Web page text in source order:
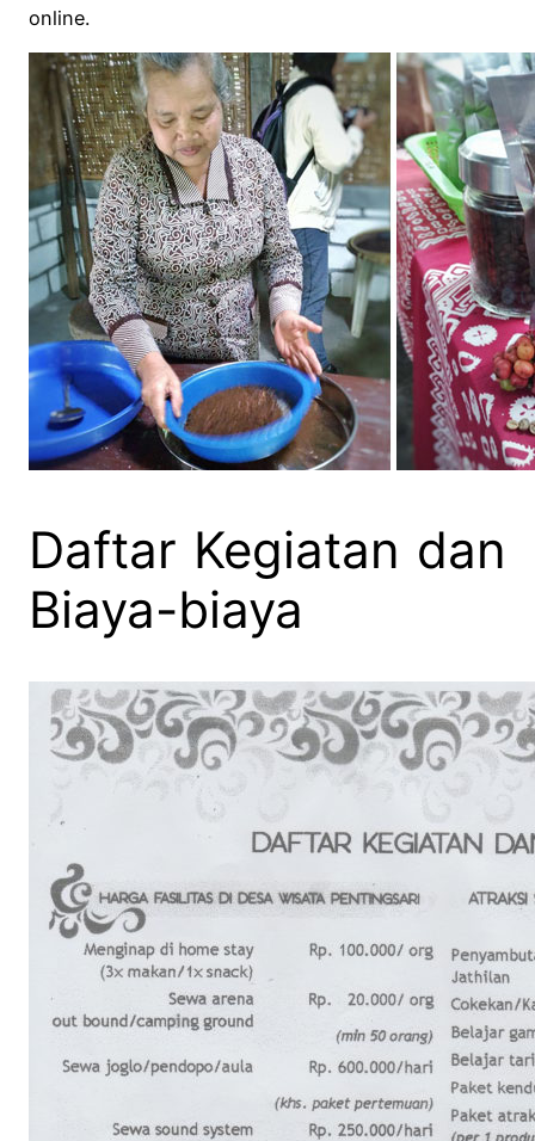
online.
Daftar Kegiatan dan
Biaya-biaya